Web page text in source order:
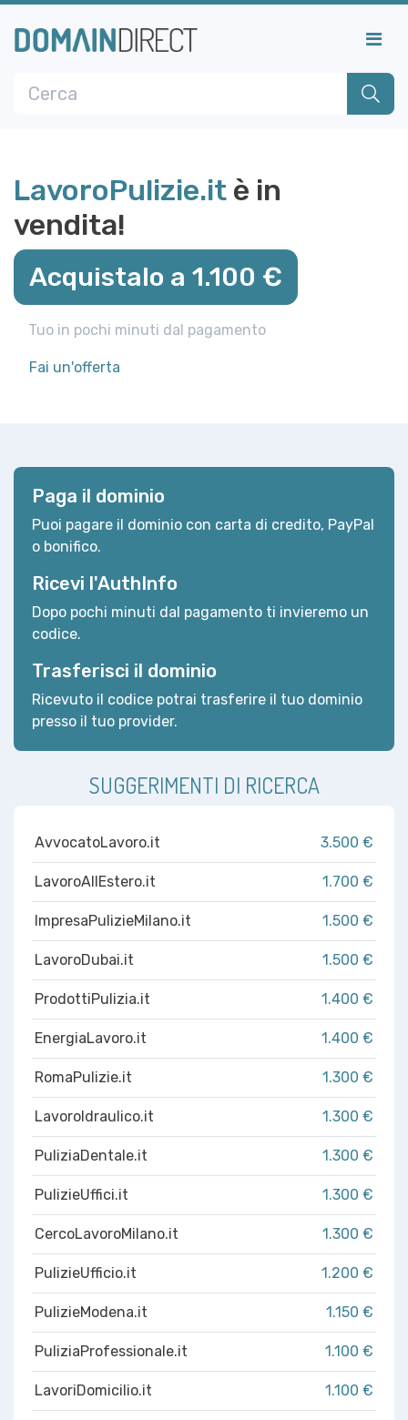
LavoroPulizie.it è in
vendita!
Acquistalo a 1.100 €
Tuo in pochi minuti dal pagamento
Fai un'offerta
Paga il dominio
Puoi pagare il dominio con carta di credito, PayPal
o bonifico.
Ricevi l'AuthInfo
Dopo pochi minuti dal pagamento ti invieremo un
codice.
Trasferisci il dominio
Ricevuto il codice potrai trasferire il tuo dominio
presso il tuo provider.
SUGGERIMENTI DI RICERCA
AvvocatoLavoro.it 3.500 €
LavoroAllEstero.it 1.700 €
ImpresaPulizieMilano.it 1.500 €
LavoroDubai.it 1.500 €
ProdottiPulizia.it 1.400 €
EnergiaLavoro.it 1.400 €
RomaPulizie.it 1.300 €
LavoroIdraulico.it 1.300 €
PuliziaDentale.it 1.300 €
PulizieUffici.it 1.300 €
CercoLavoroMilano.it 1.300 €
PulizieUfficio.it 1.200 €
PulizieModena.it 1.150 €
PuliziaProfessionale.it 1.100 €
LavoriDomicilio.it 1.100 €